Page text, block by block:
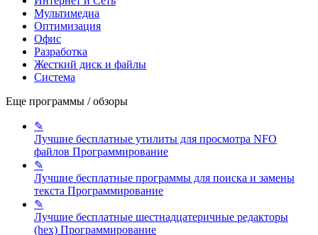
Мультимедиа
Оптимизация
Офис
Разработка
Жесткий диск и файлы
Система
Еще программы / обзоры
✎
Лучшие бесплатные утилиты для просмотра NFO
файлов Программирование
✎
Лучшие бесплатные программы для поиска и замены
текста Программирование
✎
Лучшие бесплатные шестнадцатеричные редакторы
(hex) Программирование